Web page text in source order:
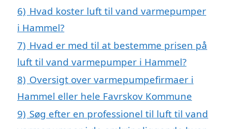
6) Hvad koster luft til vand varmepumper
i Hammel?
7) Hvad er med til at bestemme prisen på
luft til vand varmepumper i Hammel?
8) Oversigt over varmepumpefirmaer i
Hammel eller hele Favrskov Kommune
9) Søg efter en professionel til luft til vand